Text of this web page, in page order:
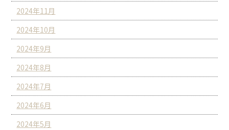
2024年11月
2024年10月
2024年9月
2024年8月
2024年7月
2024年6月
2024年5月